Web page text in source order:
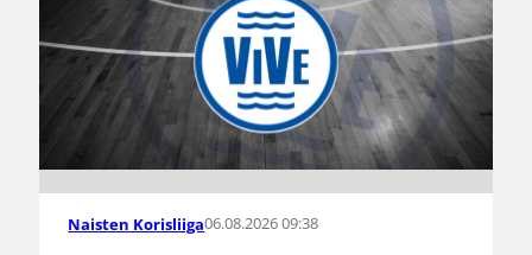
Naisten Korisliiga06.08.2026 09:38